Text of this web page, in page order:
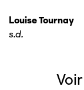
Louise Tournay
s.d.